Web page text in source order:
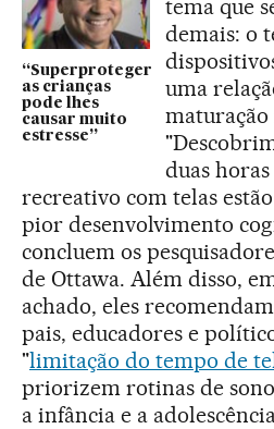
“Superproteger
as crianças
pode lhes
causar muito
estresse”
tema que
demais: o
uma
duas
recreativo com telas
pior desenvolvimento
concluem os
de Ottawa. Além disso,
achado, eles
pais, educadores e
"limitação do tempo de
priorizem rotinas de
a infância e a